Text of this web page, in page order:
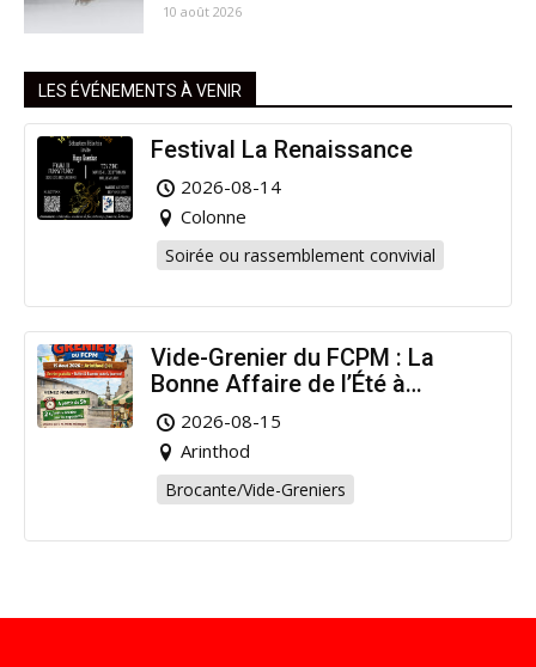
10 août 2026
LES ÉVÉNEMENTS À VENIR
Festival La Renaissance
2026-08-14
Colonne
Soirée ou rassemblement convivial
Vide-Grenier du FCPM : La
Bonne Affaire de l’Été à
Arinthod !
2026-08-15
Arinthod
Brocante/Vide-Greniers